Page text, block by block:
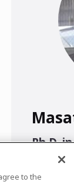
Ph.D.
to the